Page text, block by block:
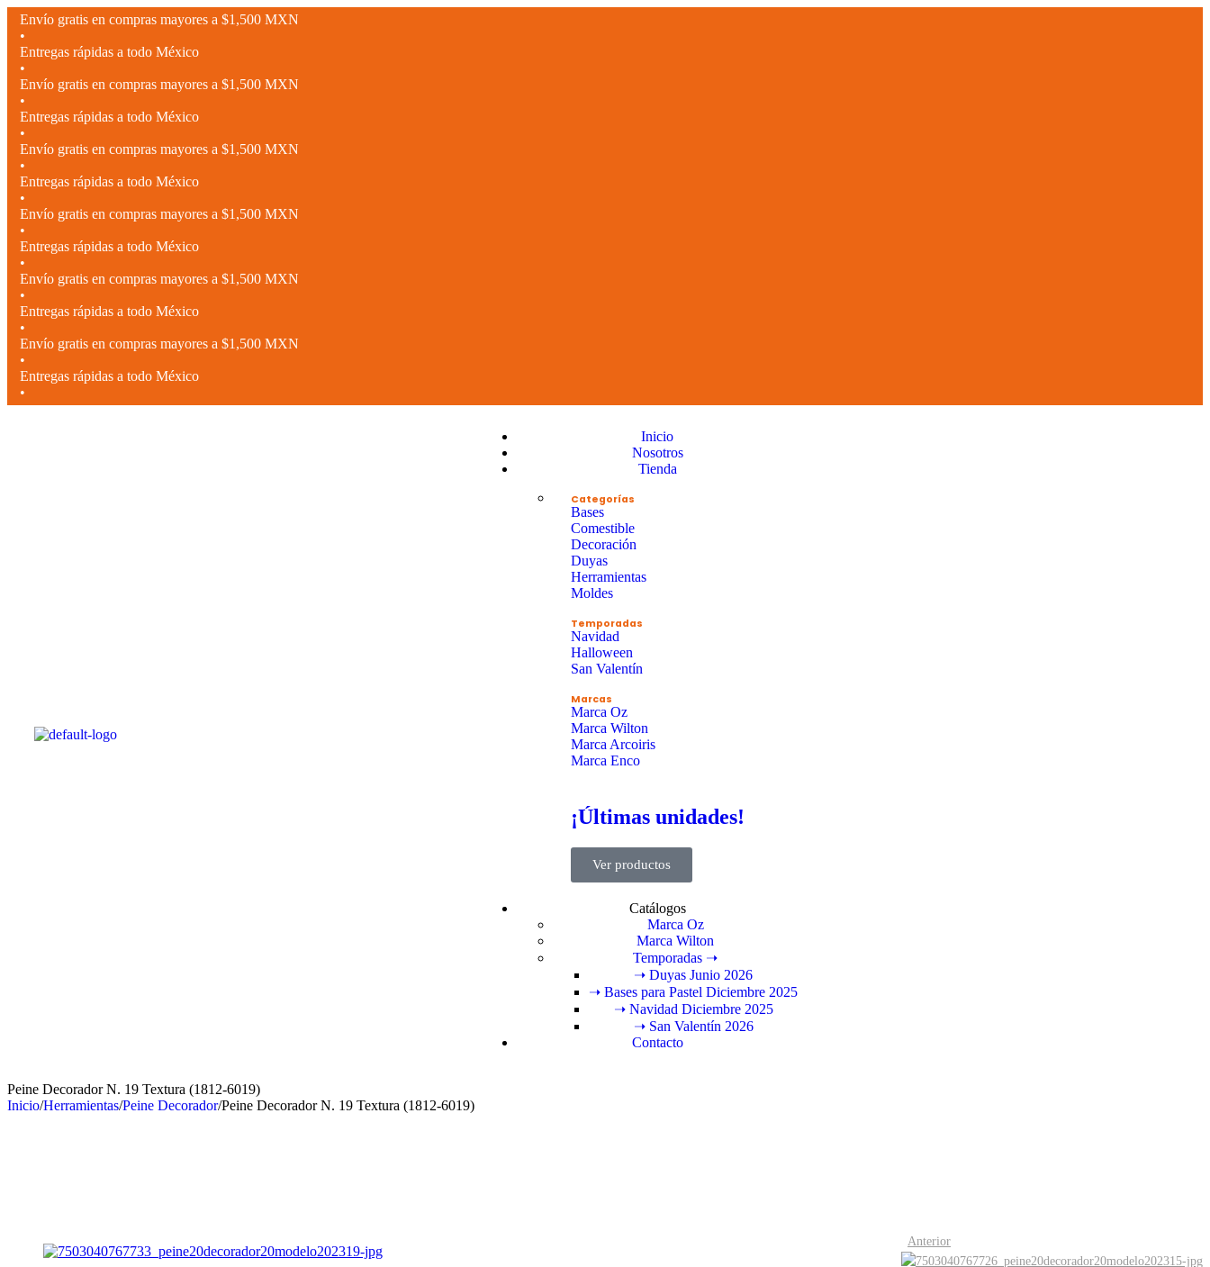
Envío gratis en compras mayores a $1,500 MXN
•
Entregas rápidas a todo México
•
Envío gratis en compras mayores a $1,500 MXN
•
Entregas rápidas a todo México
•
Envío gratis en compras mayores a $1,500 MXN
•
Entregas rápidas a todo México
•
Envío gratis en compras mayores a $1,500 MXN
•
Entregas rápidas a todo México
•
Envío gratis en compras mayores a $1,500 MXN
•
Entregas rápidas a todo México
•
Envío gratis en compras mayores a $1,500 MXN
•
Entregas rápidas a todo México
•
Inicio
Nosotros
Tienda
Categorías
Bases
Comestible
Decoración
Duyas
Herramientas
Moldes
Temporadas
Navidad
Halloween
San Valentín
Marcas
Marca Oz
Marca Wilton
Marca Arcoiris
Marca Enco
¡Últimas unidades!
Ver productos
Catálogos
Marca Oz
Marca Wilton
Temporadas ➝
➝ Duyas Junio 2026
➝ Bases para Pastel Diciembre 2025
➝ Navidad Diciembre 2025
➝ San Valentín 2026
Contacto
Peine Decorador N. 19 Textura (1812-6019)
Inicio/Herramientas/Peine Decorador/Peine Decorador N. 19 Textura (1812-6019)
Anterior